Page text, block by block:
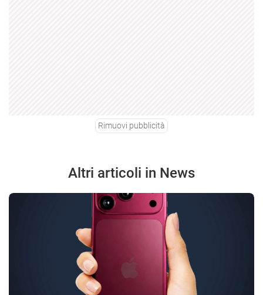
Rimuovi pubblicità
Altri articoli in News